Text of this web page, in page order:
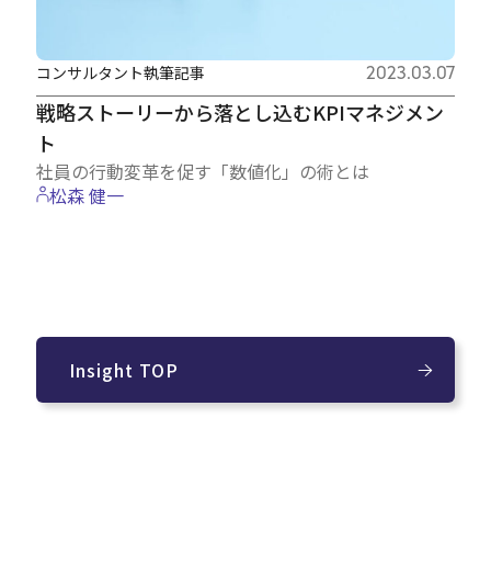
戦略ストーリーから落とし込むKPIマネジメン
ト
社員の行動変革を促す「数値化」の術とは
コンサルタント執筆記事 2023.03.07
松森 健一
Insight TOP